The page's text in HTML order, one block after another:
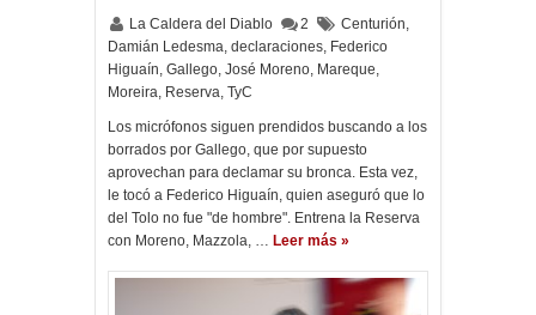
La Caldera del Diablo 2 Centurión,
Damián Ledesma, declaraciones, Federico
Higuaín, Gallego, José Moreno, Mareque,
Moreira, Reserva, TyC
Los micrófonos siguen prendidos buscando a los
borrados por Gallego, que por supuesto
aprovechan para declamar su bronca. Esta vez,
le tocó a Federico Higuaín, quien aseguró que lo
del Tolo no fue "de hombre". Entrena la Reserva
con Moreno, Mazzola, … Leer más »